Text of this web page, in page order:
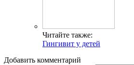
Читайте также:
Гингивит у детей
Добавить комментарий